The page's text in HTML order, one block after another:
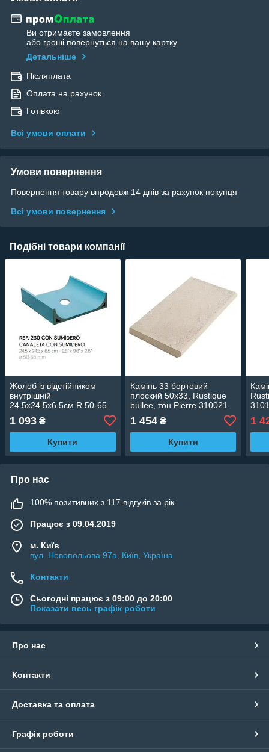
Ви отримаєте замовлення
або гроші повернуться на вашу картку
Детальніше
Післяплата
Оплата на рахунок
Готівкою
Всі умови оплати
Умови повернення
Повернення товару впродовж 14 днів за рахунок покупця
Всі умови повернення
Подібні товари компанії
Жолоб із відстійником
внутрішній
24.5х24.5х6.5см R 50-65
1 093 ₴
Купити
Камінь 33 бортовий
плоский 50х33, Rustique
bullee, тон Pierre 310021
1 454₴
Купити
1
Про нас
100% позитивних з 117 відгуків за рік
Працює з 09.04.2019
м. Київ
вул. Новопольова 97а, Київ, Україна
Контакти
Сьогодні працює з 09:00 до 20:00
Показати весь графік роботи
Про нас
Контакти
Доставка та оплата
Графік роботи